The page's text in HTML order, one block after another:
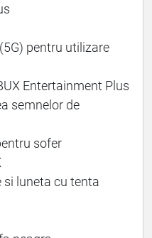
pentru utilizare
Entertainment Plus
semnelor de
sofer
si luneta cu tenta